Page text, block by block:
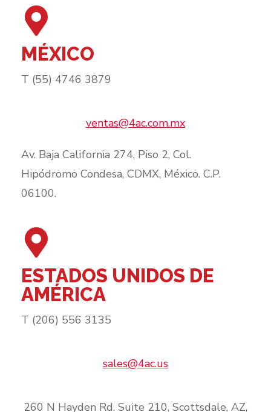
MÉXICO
T (55) 4746 3879
ventas@4ac.com.mx
Av. Baja California 274, Piso 2, Col.
Hipódromo Condesa, CDMX, México. C.P.
06100.​
ESTADOS UNIDOS DE
AMÉRICA
T (206) 556 3135
sales@4ac.us
260 N Hayden Rd. Suite 210, Scottsdale, AZ,